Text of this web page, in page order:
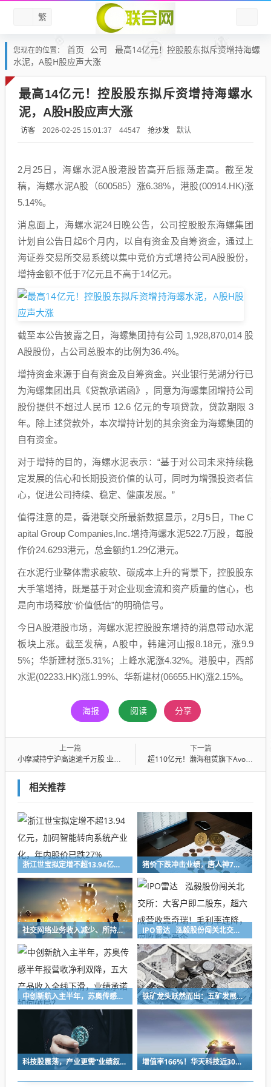
繁
您现在的位置： 首页 公司
最高14亿元！控股股东拟斥资增持海螺
水泥，A股H股应声大涨
最高14亿元！控股股东拟斥资增持海螺水
泥，A股H股应声大涨
访客 2026-02-25 15:01:37 44547 抢沙发 默认
2月25日，海螺水泥A股港股皆高开后振荡走高。截至发
稿，海螺水泥A股（600585）涨6.38%，港股(00914.HK)涨
5.14%。
消息面上，海螺水泥24日晚公告，公司控股股东海螺集团
计划自公告日起6个月内，以自有资金及自筹资金，通过上
海证券交易所交易系统以集中竞价方式增持公司A股股份，
增持金额不低于7亿元且不高于14亿元。
截至本公告披露之日，海螺集团持有公司 1,928,870,014 股
A股股份，占公司总股本的比例为36.4%。
增持资金来源于自有资金及自筹资金。兴业银行芜湖分行已
为海螺集团出具《贷款承诺函》，同意为海螺集团增持公司
股份提供不超过人民币 12.6 亿元的专项贷款，贷款期限 3
年。除上述贷款外，本次增持计划的其余资金为海螺集团的
自有资金。
对于增持的目的，海螺水泥表示：“基于对公司未来持续稳
定发展的信心和长期投资价值的认可，同时为增强投资者信
心，促进公司持续、稳定、健康发展。”
值得注意的是，香港联交所最新数据显示，2月5日，The C
apital Group Companies,Inc.增持海螺水泥522.7万股，每股
作价24.6293港元，总金额约1.29亿港元。
在水泥行业整体需求疲软、碳成本上升的背景下，控股股东
大手笔增持，既是基于对企业现金流和资产质量的信心，也
是向市场释放“价值低估”的明确信号。
今日A股港股市场，海螺水泥控股股东增持的消息带动水泥
板块上涨。截至发稿，A股中，韩建河山报8.18元，涨9.9
5%；华新建材涨5.31%；上峰水泥涨4.32%。港股中，西部
水泥(02233.HK)涨1.99%、华新建材(06655.HK)涨2.15%。
海报 阅读 分享
上一篇
小摩减持宁沪高速逾千万股 业绩承压或成调仓原因
下一篇
超110亿元！渤海租赁旗下Avolon出售24架飞机租赁资产，公司去年净利预亏最高5亿元
相关推荐
浙江世宝拟定增不超13.94亿元，加码智能转向系统产业化，年内股价已跌27% 猪价下跌冲击业绩，唐人神7月生猪销售收入下降47%，中报预亏超8亿元创新高
社交网络业务收入减少、所持加密货币减值，映宇宙预计上半年净利缩水30% IPO雷达 泓毅股份闯关北交所：大客户即二股东，超六成营收靠奇瑞！毛利率连降，应收账款高企
中创新航入主半年，苏奥传感半年报营收净利双降，五大产品收入全线下滑，业绩承诺如何破局？ 铁矿龙头跃然而出：五矿发展重组铸就A股铁矿采选重要平台
科技股震荡，产业更需“业绩叙事” 增值率166%！华天科技近30亿元并购下周上会，标的华羿微电曾终止IPO